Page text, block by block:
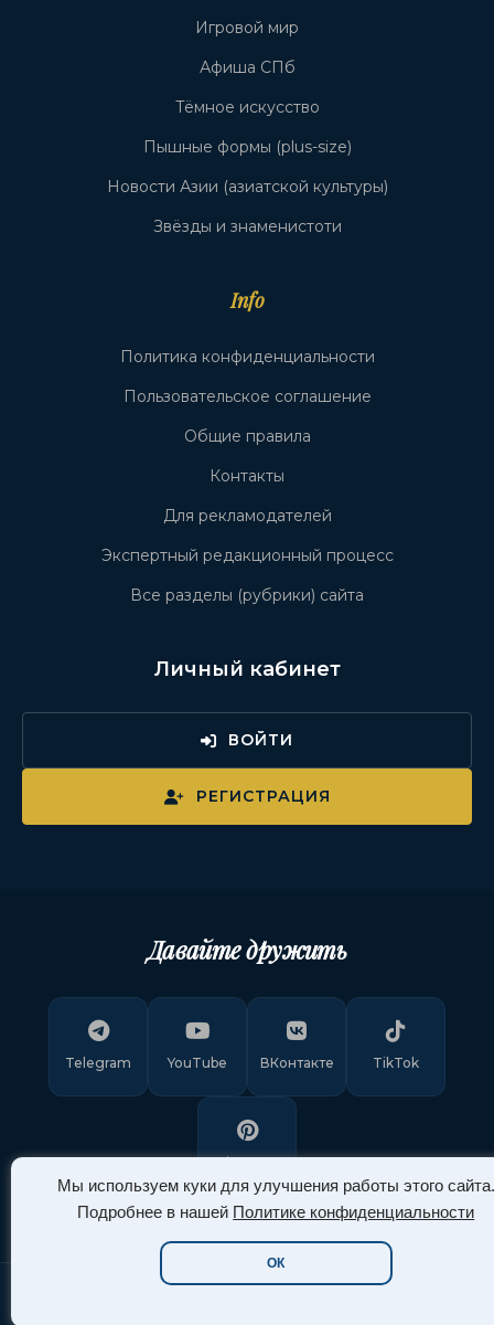
Мы используем куки для улучшения работы этого сайта.
Подробнее в нашей Политике конфиденциальности
ОК
Игровой мир
Афиша СПб
Тёмное искусство
Пышные формы (plus-size)
Новости Азии (азиатской культуры)
Звёзды и знаменистоти
Info
Политика конфиденциальности
Пользовательское соглашение
Общие правила
Контакты
Для рекламодателей
Экспертный редакционный процесс
Все разделы (рубрики) сайта
Личный кабинет
ВОЙТИ
РЕГИСТРАЦИЯ
Давайте дружить
Telegram YouTube ВКонтакте TikTok
Pinterest